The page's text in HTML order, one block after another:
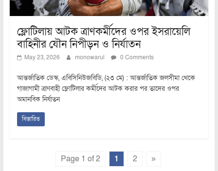
ফ্লোটিলায় আটক ত্রাণকর্মীদের ওপর ইসরায়েলি
বাহিনীর যৌন নিপীড়ন ও নির্যাতন
May 23, 2026 monowarul 0 Comments
আন্তর্জাতিক ডেস্ক, এবিসিনিউজবিডি, (২৩ মে) : আন্তর্জাতিক জলসীমা থেকে
গাজাগামী ত্রাণবাহী ফ্লোটিলার কর্মীদের আটক করার পর তাদের ওপর
অমানবিক নির্যাতন
বিস্তারিত
Page 1 of 2 1 2 »